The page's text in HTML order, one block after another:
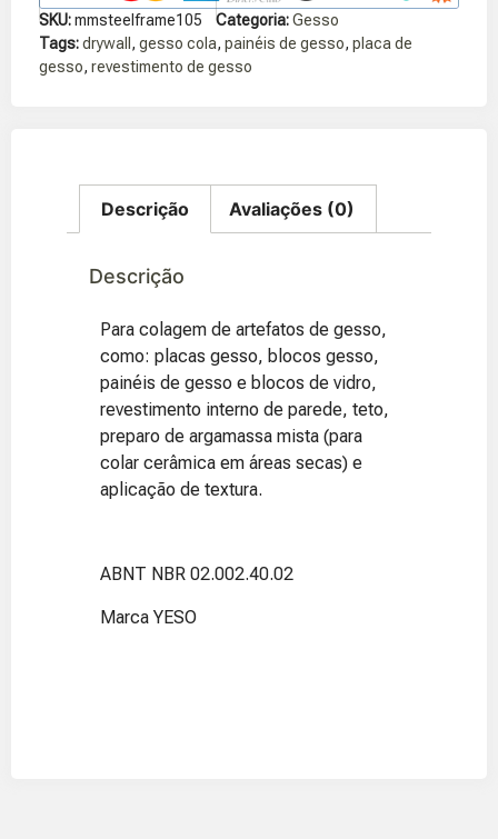
SKU:mmsteelframe105 Categoria:Gesso
Tags:drywall , gesso cola, painéis de gesso, placa de
gesso, revestimento de gesso
Descrição Avaliações (0)
Descrição
Para colagem de artefatos de gesso,
como: placas gesso, blocos gesso,
painéis de gesso e blocos de vidro,
revestimento interno de parede, teto,
preparo de argamassa mista (para
colar cerâmica em áreas secas) e
aplicação de textura.
ABNT NBR 02.002.40.02
Marca YESO